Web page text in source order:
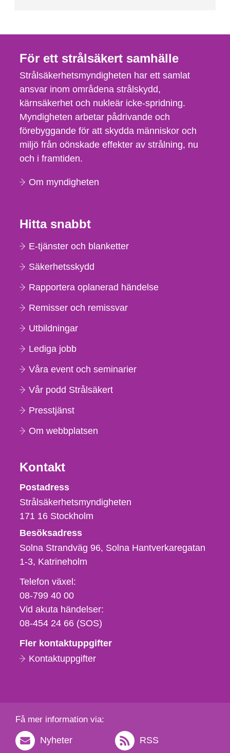
För ett strålsäkert samhälle
Strålsäkerhetsmyndigheten har ett samlat
ansvar inom områdena strålskydd,
kärnsäkerhet och nukleär icke-spridning.
Myndigheten arbetar pådrivande och
förebyggande för att skydda människor och
miljö från oönskade effekter av strålning, nu
och i framtiden.
Om myndigheten
Hitta snabbt
E-tjänster och blanketter
Säkerhetsskydd
Rapportera oplanerad händelse
Remisser och remissvar
Utbildningar
Lediga jobb
Våra event och seminarier
Vår podd Strålsäkert
Presstjänst
Om webbplatsen
Kontakt
Strålsäkerhetsmyndigheten
Postadress
Strålsäkerhetsmyndigheten
171 16 Stockholm
Besöksadress
Solna Strandväg 96, Solna Hantverkaregatan
1-3 Katrineholm
Telefon,
fax
och
e-
Telefon växel:
08-799 40 00
Vid akuta händelser:
08-454 24 66 (SOS)
Fler kontaktuppgifter
Kontaktuppgifter
Få mer information via:
Nyheter RSS